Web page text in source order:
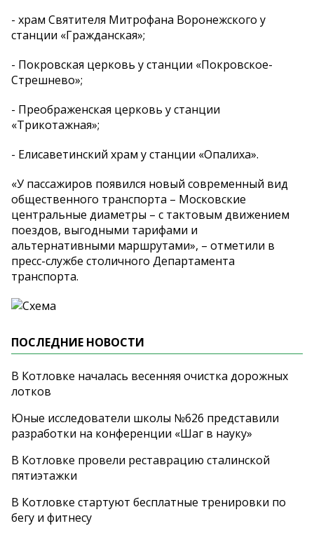
- храм Святителя Митрофана Воронежского у
станции «Гражданская»;
- Покровская церковь у станции «Покровское-
Стрешнево»;
- Преображенская церковь у станции
«Трикотажная»;
- Елисаветинский храм у станции «Опалиха».
«У пассажиров появился новый современный вид
общественного транспорта – Московские
центральные диаметры – с тактовым движением
поездов, выгодными тарифами и
альтернативными маршрутами», – отметили в
пресс-службе столичного Департамента
транспорта.
ПОСЛЕДНИЕ НОВОСТИ
В Котловке началась весенняя очистка дорожных
лотков
Юные исследователи школы №626 представили
разработки на конференции «Шаг в науку»
В Котловке провели реставрацию сталинской
пятиэтажки
В Котловке стартуют бесплатные тренировки по
бегу и фитнесу